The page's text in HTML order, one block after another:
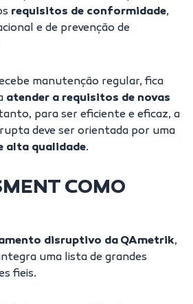
requisitos de conformidade,
e de prevenção de
manutenção regular, fica
atender a requisitos de novas
para ser eficiente e eficaz, a
deve ser orientada por uma
alta qualidade.
COMO
disruptivo da QAmetrik,
uma lista de grandes
fieis.